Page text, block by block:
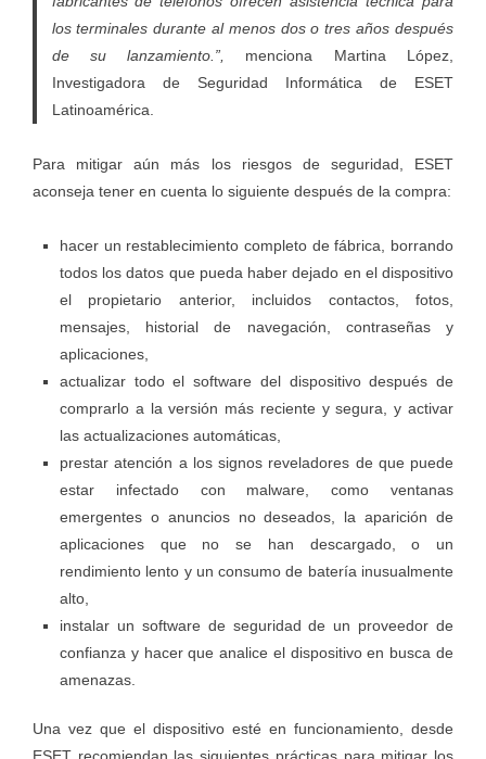
los terminales durante al menos dos o tres años después
de su lanzamiento.”, menciona Martina López,
Investigadora de Seguridad Informática de ESET
Latinoamérica.
Para mitigar aún más los riesgos de seguridad, ESET
aconseja tener en cuenta lo siguiente después de la compra:
hacer un restablecimiento completo de fábrica, borrando
todos los datos que pueda haber dejado en el dispositivo
el propietario anterior, incluidos contactos, fotos,
mensajes, historial de navegación, contraseñas y
aplicaciones,
actualizar todo el software del dispositivo después de
comprarlo a la versión más reciente y segura, y activar
las actualizaciones automáticas,
prestar atención a los signos reveladores de que puede
estar infectado con malware, como ventanas
emergentes o anuncios no deseados, la aparición de
aplicaciones que no se han descargado, o un
rendimiento lento y un consumo de batería inusualmente
alto,
instalar un software de seguridad de un proveedor de
confianza y hacer que analice el dispositivo en busca de
amenazas.
Una vez que el dispositivo esté en funcionamiento, desde